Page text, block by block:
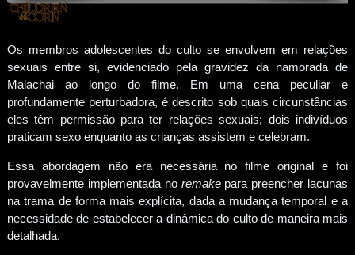
Os membros adolescentes do culto se envolvem em relações
sexuais entre si, evidenciado pela gravidez da namorada de
Malachai ao longo do filme. Em uma cena peculiar e
profundamente perturbadora, é descrito sob quais circunstâncias
eles têm permissão para ter relações sexuais; dois indivíduos
praticam sexo enquanto as crianças assistem e celebram.
Essa abordagem não era necessária no filme original e foi
provavelmente implementada no remake para preencher lacunas
na trama de forma mais explícita, dada a mudança temporal e a
necessidade de estabelecer a dinâmica do culto de maneira mais
detalhada.